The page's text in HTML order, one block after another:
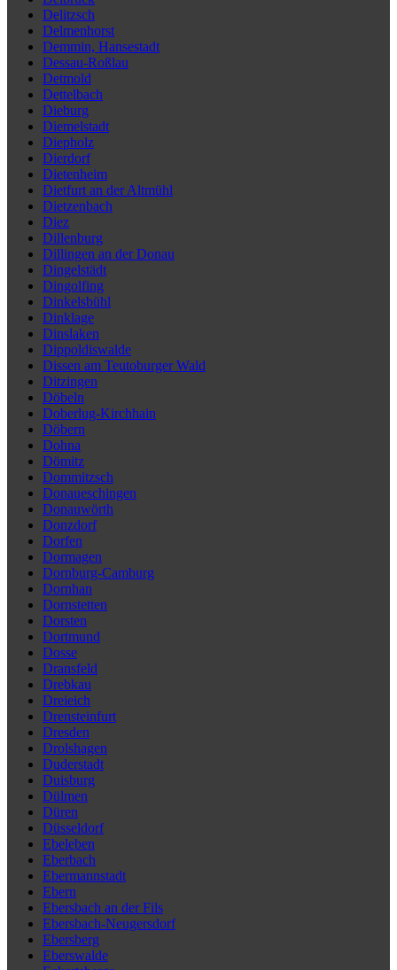
Delitzsch
Delmenhorst
Demmin, Hansestadt
Dessau-Roßlau
Detmold
Dettelbach
Dieburg
Diemelstadt
Diepholz
Dierdorf
Dietenheim
Dietfurt an der Altmühl
Dietzenbach
Diez
Dillenburg
Dillingen an der Donau
Dingelstädt
Dingolfing
Dinkelsbühl
Dinklage
Dinslaken
Dippoldiswalde
Dissen am Teutoburger Wald
Ditzingen
Döbeln
Doberlug-Kirchhain
Döbern
Dohna
Dömitz
Dommitzsch
Donaueschingen
Donauwörth
Donzdorf
Dorfen
Dormagen
Dornburg-Camburg
Dornhan
Dornstetten
Dorsten
Dortmund
Dosse
Dransfeld
Drebkau
Dreieich
Drensteinfurt
Dresden
Drolshagen
Duderstadt
Duisburg
Dülmen
Düren
Düsseldorf
Ebeleben
Eberbach
Ebermannstadt
Ebern
Ebersbach an der Fils
Ebersbach-Neugersdorf
Ebersberg
Eberswalde